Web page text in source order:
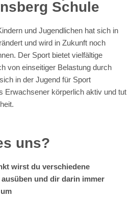
Schule
und Jugendlichen hat sich in
und wird in Zukunft noch
Der Sport bietet vielfältige
von einseitiger Belastung durch
in der Jugend für Sport
Erwachsener körperlich aktiv und tut
uns?
wirst du verschiedene
und dir darin immer